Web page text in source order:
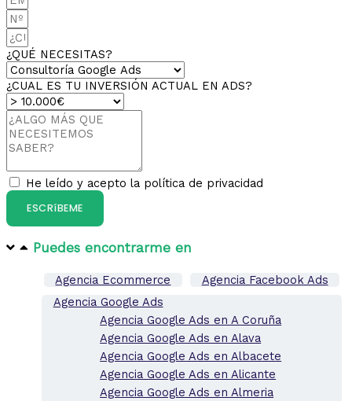
¿QUÉ NECESITAS?
¿CUAL ES TU INVERSIÓN ACTUAL EN ADS?
He leído y acepto la política de privacidad
ESCRíBEME
Puedes encontrarme en​
Agencia Ecommerce
Agencia Facebook Ads
Agencia Google Ads
Agencia Google Ads en A Coruña
Agencia Google Ads en Alava
Agencia Google Ads en Albacete
Agencia Google Ads en Alicante
Agencia Google Ads en Almeria